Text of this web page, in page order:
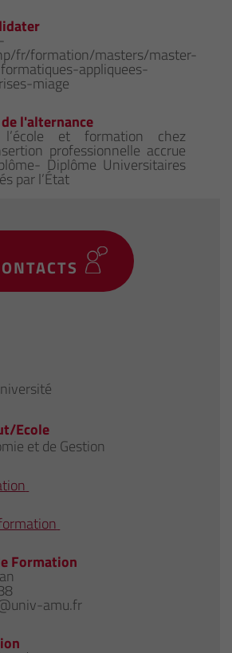
fr/formation/masters/master-
appliquees-
miage
l'alternance
et formation chez
professionnelle accrue
Diplôme Universitaires
par l’État
Ecole
et de Gestion
Formation
amu.fr